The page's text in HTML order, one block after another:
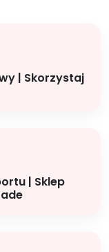
| Skorzystaj
| Sklep